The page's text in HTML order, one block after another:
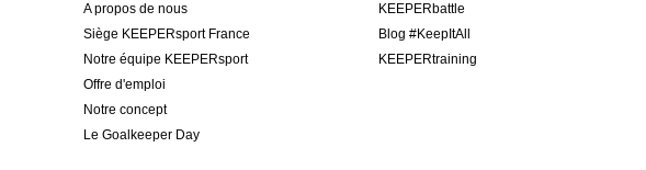
A propos de nous
Siège KEEPERsport France
Notre équipe KEEPERsport
Offre d'emploi
Notre concept
Le Goalkeeper Day
KEEPERbattle
Blog #KeepItAll
KEEPERtraining